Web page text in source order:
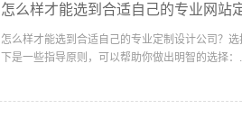
怎么样才能选到合适自己的专业网站
怎么样才能选到合适自己的专业定制设计公司？
下是一些指导原则，可以帮助你做出明智的选择：